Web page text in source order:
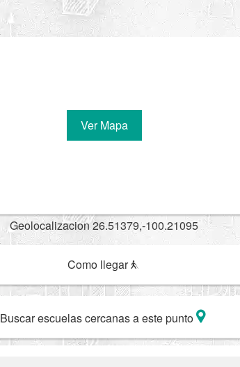
Ver Mapa
Geolocalizacion 26.51379,-100.21095
Como llegar
Buscar escuelas cercanas a este punto